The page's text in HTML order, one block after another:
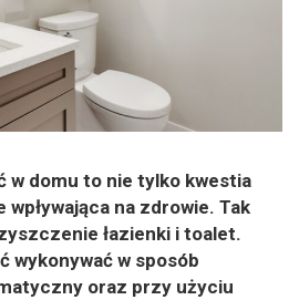
w domu to nie tylko kwestia
na zdrowie. Tak
łazienki i toalet.
wykonywać w sposób
oraz przy użyciu